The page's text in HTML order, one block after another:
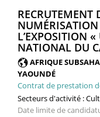
RECRUTEMENT
NUMÉRISATION
L’EXPOSITION
NATIONAL DU
AFRIQUE
YAOUNDÉ
Contrat de prestation
Secteurs d'activité :
Date limite de